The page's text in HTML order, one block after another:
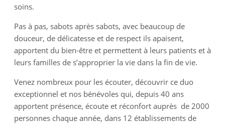
soins.
Pas à pas, sabots après sabots, avec beaucoup de
douceur, de délicatesse et de respect ils apaisent,
apportent du bien-être et permettent à leurs patients et à
leurs familles de s’approprier la vie dans la fin de vie.
Venez nombreux pour les écouter, découvrir ce duo
exceptionnel et nos bénévoles qui, depuis 40 ans
apportent présence, écoute et réconfort auprès de 2000
personnes chaque année, dans 12 établissements de